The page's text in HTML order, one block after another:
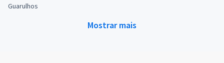
Guarulhos
Mostrar mais